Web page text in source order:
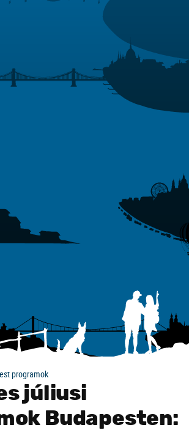
programok
júliusi
Budapesten: